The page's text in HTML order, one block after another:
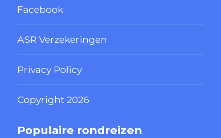
Facebook
ASR Verzekeringen
Privacy Policy
Copyright 2026
Populaire rondreizen